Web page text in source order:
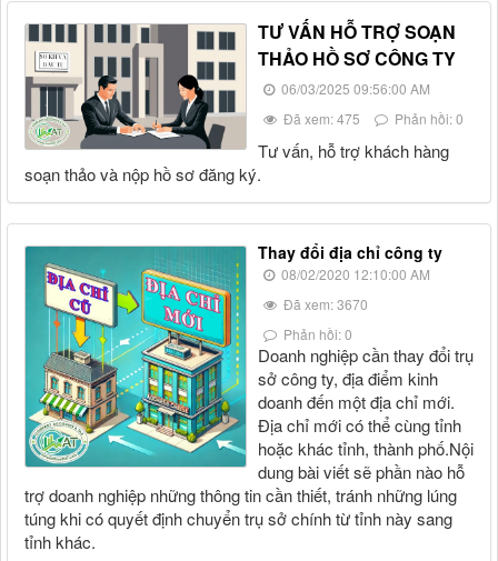
TƯ VẤN HỖ TRỢ SOẠN
THẢO HỒ SƠ CÔNG TY
06/03/2025 09:56:00 AM
Đã xem: 475
Phản hồi: 0
Tư vấn, hỗ trợ khách hàng
soạn thảo và nộp hồ sơ đăng ký.
Thay đổi địa chỉ công ty
08/02/2020 12:10:00 AM
Đã xem: 3670
Phản hồi: 0
Doanh nghiệp cần thay đổi trụ
sở công ty, địa điểm kinh
doanh đến một địa chỉ mới.
Địa chỉ mới có thể cùng tỉnh
hoặc khác tỉnh, thành phố.Nội
dung bài viết sẽ phần nào hỗ
trợ doanh nghiệp những thông tin cần thiết, tránh những lúng
túng khi có quyết định chuyển trụ sở chính từ tỉnh này sang
tỉnh khác.